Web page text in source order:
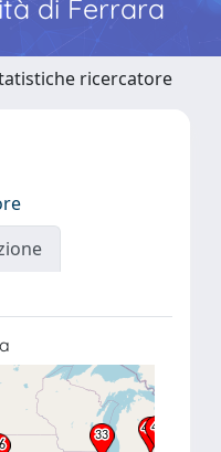
di Ferrara
ricercatore